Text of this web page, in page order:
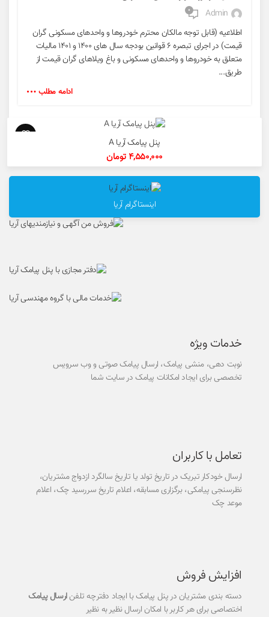
Admin ۰
اطلاعیه (قابل توجه مالکان محترم خودروها و واحدهای مسکونی گران
قیمت) در اجرای تبصره ۶ قوانین بودجه سال های ۱۴۰۰ و ۱۴۰۱ مالیات
متعلق به خودروها و واحدهای مسکونی و باغ ویلاهای گران قیمت از
طریق...
ادامه مطلب
پنل پیامک آریا A
4,550,000 تومان
اینستاگرام آریا
خدمات ویژه
نوبت دهی، منشی پیامک، ارسال پیامک صوتی و وب سرویس
تخصصی برای ایجاد امکانات پیامک در سایت شما
تعامل با کاربران
ارسال خودکار تبریک در تاریخ تولد یا تاریخ سالگرد ازدواج مشتریان،
نظرسنجی پیامکی، برگزاری مسابقه، اعلام تاریخ سررسید چک، اعلام
موعد چک
افزایش فروش
دسته بندی مشتریان در پنل پیامک با ایجاد دفترچه تلفنارسال پیامک
اختصاصی برای هر کاربر با امکان ارسال نظیر به نظیر